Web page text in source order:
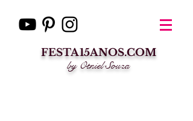
FESTA15ANOS.COM
by Otniel Souza